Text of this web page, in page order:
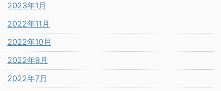
2023年1月
2022年11月
2022年10月
2022年9月
2022年7月